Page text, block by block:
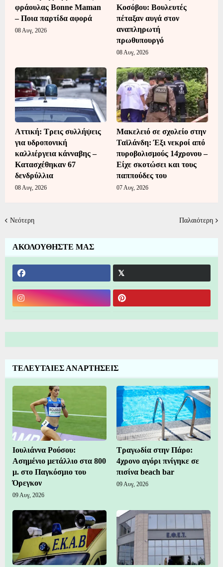
φράουλας Bonne Maman
– Ποια παρτίδα αφορά
08 Αυγ, 2026
Κοσόβου: Βουλευτές
πέταξαν αυγά στον
αναπληρωτή
πρωθυπουργό
08 Αυγ, 2026
Αττική: Τρεις συλλήψεις
για υδροπονική
καλλιέργεια κάνναβης –
Κατασχέθηκαν 67
δενδρύλλια
08 Αυγ, 2026
Μακελειό σε σχολείο στην
Ταϊλάνδη: Έξι νεκροί από
πυροβολισμούς 14χρονου –
Είχε σκοτώσει και τους
παππούδες του
07 Αυγ, 2026
Νεότερη Παλαιότερη
ΑΚΟΛΟΥΘΗΣΤΕ ΜΑΣ
ΤΕΛΕΥΤΑΙΕΣ ΑΝΑΡΤΗΣΕΙΣ
Ιουλιάννα Ρούσου:
Ασημένιο μετάλλιο στα 800
μ. στο Παγκόσμιο του
Όρεγκον
09 Αυγ, 2026
Τραγωδία στην Πάρο:
4χρονο αγόρι πνίγηκε σε
πισίνα beach bar
09 Αυγ, 2026